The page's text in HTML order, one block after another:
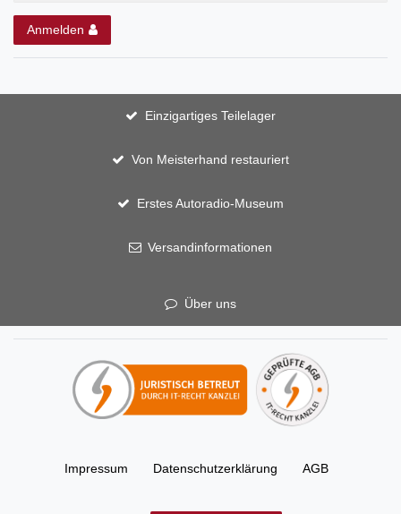
Anmelden
Einzigartiges Teilelager
Von Meisterhand restauriert
Erstes Autoradio-Museum
Versandinformationen
Über uns
Impressum Daten­schutz­erklärung AGB